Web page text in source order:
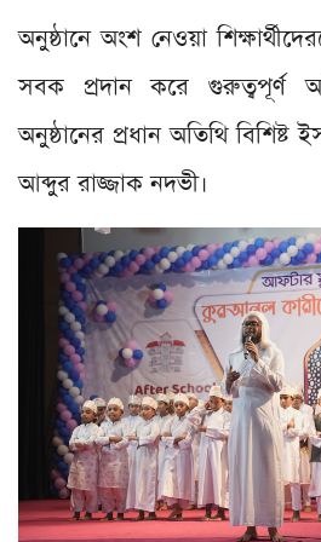
অনুষ্ঠানে অংশ নেওয়া
সবক প্রদান করে গুরুত্বপূর্ণ
অনুষ্ঠানের প্রধান অতিথি বিশিষ্ট
আব্দুর রাজ্জাক নদভী।